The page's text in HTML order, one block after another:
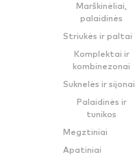
Marškinėliai,
palaidinės
Striukės ir paltai
Komplektai ir
kombinezonai
Suknelės ir sijonai
Palaidinės ir
tunikos
Megztiniai
Apatiniai